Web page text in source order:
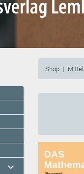
Shop
expand_more